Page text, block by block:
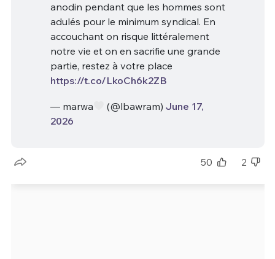
anodin pendant que les hommes sont
adulés pour le minimum syndical. En
accouchant on risque littéralement
notre vie et on en sacrifie une grande
partie, restez à votre place
https://t.co/LkoCh6k2ZB
— marwa (@lbawram) June 17,
2026
50 2